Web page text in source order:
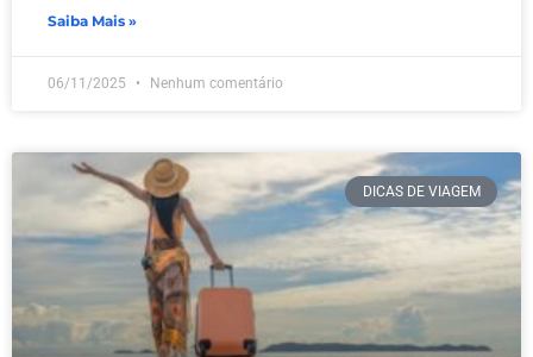
Saiba Mais »
06/11/2025 Nenhum comentário
DICAS DE VIAGEM